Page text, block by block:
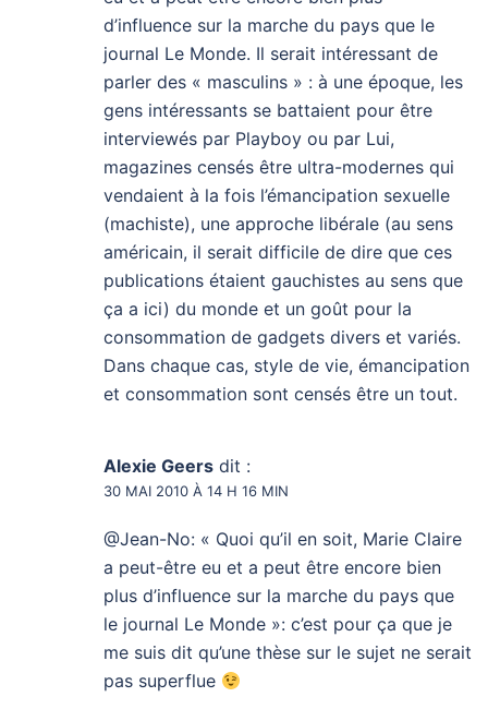
d’influence sur la marche du pays que le
journal Le Monde. Il serait intéressant de
parler des « masculins » : à une époque, les
gens intéressants se battaient pour être
interviewés par Playboy ou par Lui,
magazines censés être ultra-modernes qui
vendaient à la fois l’émancipation sexuelle
(machiste), une approche libérale (au sens
américain, il serait difficile de dire que ces
publications étaient gauchistes au sens que
ça a ici) du monde et un goût pour la
consommation de gadgets divers et variés.
Dans chaque cas, style de vie, émancipation
et consommation sont censés être un tout.
Alexie Geers dit :
30 MAI 2010 À 14 H 16 MIN
@Jean-No: « Quoi qu’il en soit, Marie Claire
a peut-être eu et a peut être encore bien
plus d’influence sur la marche du pays que
le journal Le Monde »: c’est pour ça que je
me suis dit qu’une thèse sur le sujet ne serait
pas superflue